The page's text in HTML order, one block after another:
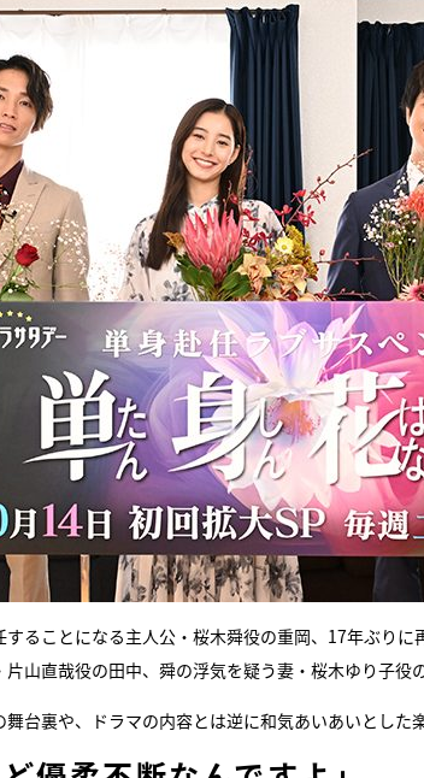
ることになる主人公・桜木舜役の重岡、17年ぶりに
山直哉役の田中、舜の浮気を疑う妻・桜木ゆり子役
台裏や、ドラマの内容とは逆に和気あいあいとした